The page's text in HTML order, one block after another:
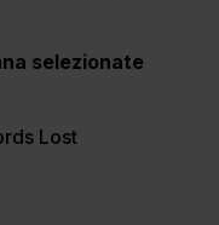
selezionate
Lost